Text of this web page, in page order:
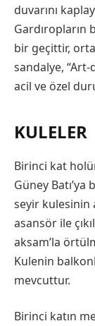
duvarını
Gardıropların
bir geçittir,
sandalye, “Art-
acil ve özel
KULELER
Birinci kat
Güney
seyir kulesinin
asansör ile
aksam’la
Kulenin
mevcuttur.
Birinci katın